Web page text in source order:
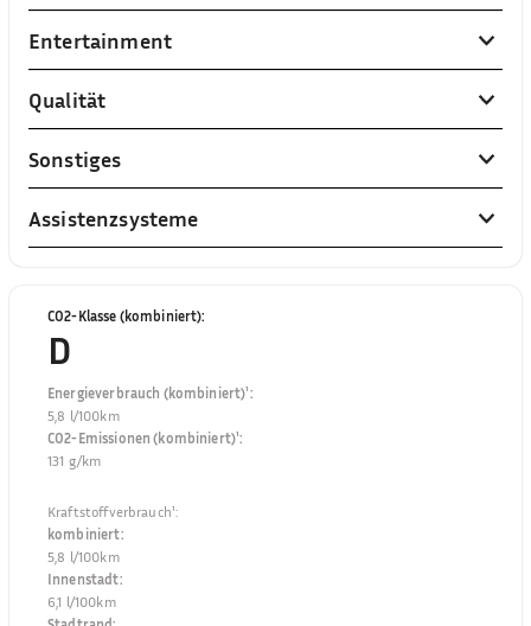
Entertainment
Qualität
Sonstiges
Assistenzsysteme
CO2-Klasse (kombiniert):
D
Energieverbrauch (kombiniert)¹:
5,8 l/100km
CO2-Emissionen (kombiniert)¹:
131 g/km
Kraftstoffverbrauch¹:
kombiniert:
5,8 l/100km
Innenstadt:
6,1 l/100km